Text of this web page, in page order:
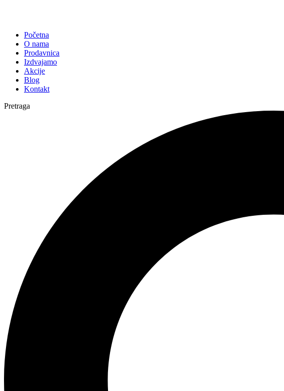
Početna
O nama
Prodavnica
Izdvajamo
Akcije
Blog
Kontakt
Pretraga